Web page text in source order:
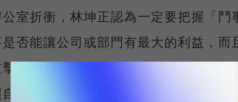
室折衝，林坤正認為一定要把握「
否能讓公司或部門有最大的利益，
。另外，不論用什麼方法，問問這
己快樂。「爬得越高，人們越會用放